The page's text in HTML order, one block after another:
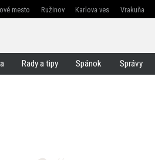
mesto Ružinov Karlova ves Vrakuňa
Rady a tipy Spánok Správy